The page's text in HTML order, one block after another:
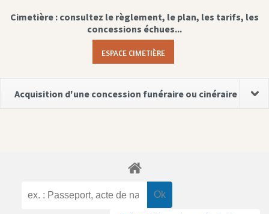
Cimetière : consultez le règlement, le plan, les tarifs, les
concessions échues...
ESPACE CIMETIÈRE
Acquisition d'une concession funéraire ou cinéraire